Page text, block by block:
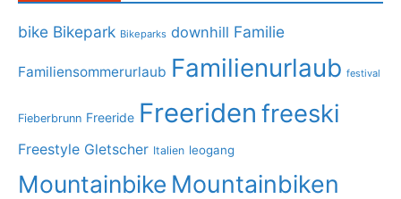
bike Bikepark Bikeparks downhill Familie
Familiensommerurlaub Familienurlaub festival
Fieberbrunn Freeride Freeriden freeski
Freestyle Gletscher Italien leogang
Mountainbike Mountainbiken